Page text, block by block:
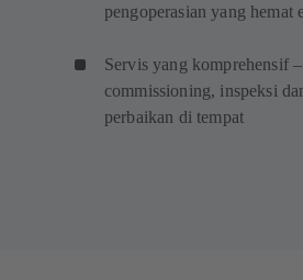
pengoperasian yang hemat
Servis yang komprehensif
commissioning, inspeksi
perbaikan di tempat